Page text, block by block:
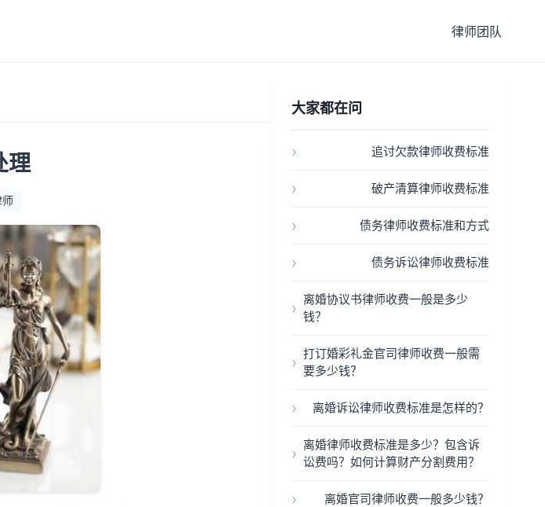
律师团队
理
师
大家都在问
追讨欠款律师收费标准
破产清算律师收费标准
债务律师收费标准和方式
债务诉讼律师收费标准
离婚协议书律师收费一般是多少
钱？
打订婚彩礼金官司律师收费一般需
要多少钱？
离婚诉讼律师收费标准是怎样的？
离婚律师收费标准是多少？包含诉
讼费吗？如何计算财产分割费用？
离婚官司律师收费一般多少钱？